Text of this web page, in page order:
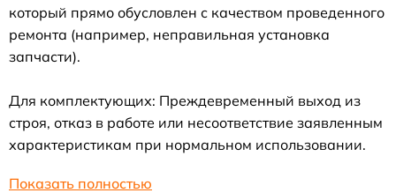
который прямо обусловлен с качеством проведенного
ремонта (например, неправильная установка
запчасти).
Для комплектующих: Преждевременный выход из
строя, отказ в работе или несоответствие заявленным
характеристикам при нормальном использовании.
Показать полностью